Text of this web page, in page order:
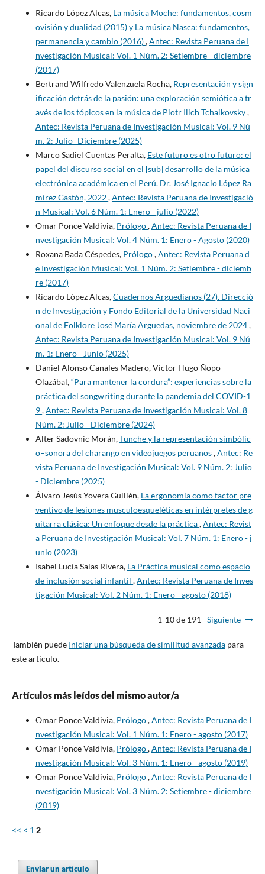
Ricardo López Alcas, La música Moche: fundamentos, cosm
ovisión y dualidad (2015) y La música Nasca: fundamentos,
permanencia y cambio (2016),Antec: Revista Peruana de I
nvestigación Musical: Vol. 1 Núm. 2: Setiembre - diciembre
(2017)
Bertrand Wilfredo Valenzuela Rocha, Representación y sign
ificación detrás de la pasión: una exploración semiótica a tr
avés de los tópicos en la música de Piotr Ilich Tchaikovsky,
Antec: Revista Peruana de Investigación Musical: Vol. 9 Nú
m. 2: Julio- Diciembre (2025)
Marco Sadiel Cuentas Peralta, Este futuro es otro futuro: el
papel del discurso social en el [sub] desarrollo de la música
electrónica académica en el Perú. Dr. José Ignacio López Ra
mírez Gastón, 2022,Antec: Revista Peruana de Investigació
n Musical: Vol. 6 Núm. 1: Enero - julio (2022)
Omar Ponce Valdivia, Prólogo,Antec: Revista Peruana de I
nvestigación Musical: Vol. 4 Núm. 1: Enero - Agosto (2020)
Roxana Bada Céspedes, Prólogo,Antec: Revista Peruana d
e Investigación Musical: Vol. 1 Núm. 2: Setiembre - diciemb
re (2017)
Ricardo López Alcas,Cuadernos Arguedianos (27). Direcció
n de Investigación y Fondo Editorial de la Universidad Naci
onal de Folklore José María Arguedas, noviembre de 2024,
Antec: Revista Peruana de Investigación Musical: Vol. 9 Nú
m. 1: Enero - Junio (2025)
Daniel Alonso Canales Madero, Víctor Hugo Ñopo
Olazábal,“Para mantener la cordura”: experiencias sobre la
práctica del songwriting durante la pandemia del COVID-1
9,Antec: Revista Peruana de Investigación Musical: Vol. 8
Núm. 2: Julio - Diciembre (2024)
Alter Sadovnic Morán,Tunche y la representación simbólic
o–sonora del charango en videojuegos peruanos,Antec: Re
vista Peruana de Investigación Musical: Vol. 9 Núm. 2: Julio
- Diciembre (2025)
Álvaro Jesús Yovera Guillén, La ergonomía como factor pre
ventivo de lesiones musculoesqueléticas en intérpretes de g
uitarra clásica: Un enfoque desde la práctica,Antec: Revist
a Peruana de Investigación Musical: Vol. 7 Núm. 1: Enero - j
unio (2023)
Isabel Lucía Salas Rivera, La Práctica musical como espacio
de inclusión social infantil ,Antec: Revista Peruana de Inves
tigación Musical: Vol. 2 Núm. 1: Enero - agosto (2018)
1-10 de 191 Siguiente
También puede Iniciar una búsqueda de similitud avanzadapara
este artículo.
Artículos más leídos del mismo autor/a
Omar Ponce Valdivia, Prólogo,Antec: Revista Peruana de I
nvestigación Musical: Vol. 1 Núm. 1: Enero - agosto (2017)
Omar Ponce Valdivia, Prólogo,Antec: Revista Peruana de I
nvestigación Musical: Vol. 3 Núm. 1: Enero - agosto (2019)
Omar Ponce Valdivia, Prólogo,Antec: Revista Peruana de I
nvestigación Musical: Vol. 3 Núm. 2: Setiembre - diciembre
(2019)
<< < 1 2
Enviar un artículo